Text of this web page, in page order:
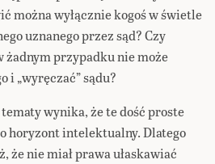
można wyłącznie kogoś w świetle
uznanego przez sąd? Czy
przypadku nie może
i „wyręczać” sądu?
wynika, że te dość proste
horyzont intelektualny. Dlatego
że nie miał prawa ułaskawiać